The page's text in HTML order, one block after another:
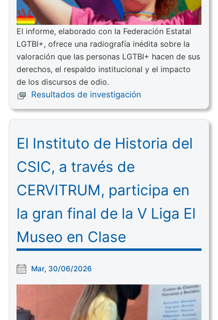
El informe, elaborado con la Federación Estatal
LGTBI+, ofrece una radiografía inédita sobre la
valoración que las personas LGTBI+ hacen de sus
derechos, el respaldo institucional y el impacto
de los discursos de odio.
Resultados de investigación
El Instituto de Historia del
CSIC, a través de
CERVITRUM, participa en
la gran final de la V Liga El
Museo en Clase
Mar, 30/06/2026